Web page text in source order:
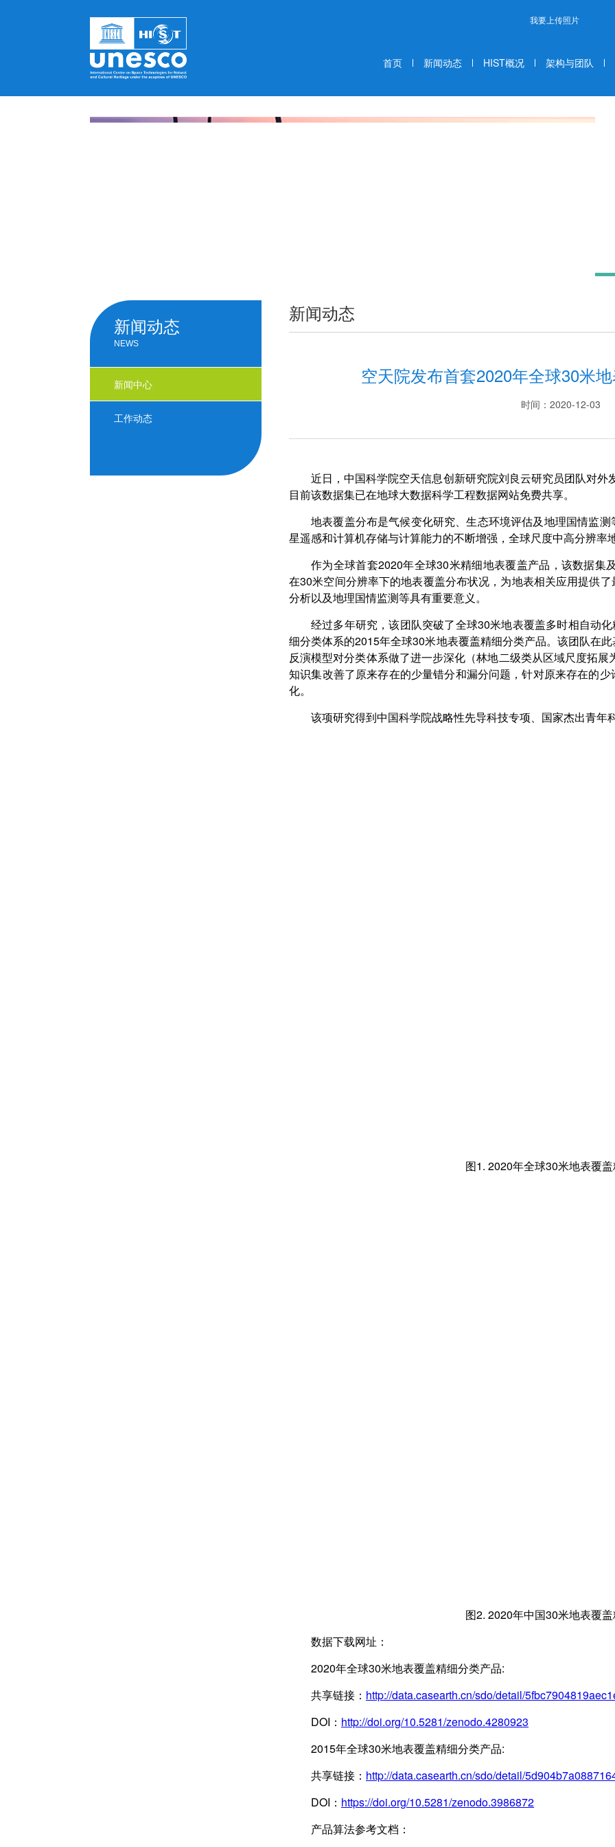
我要上传照片
首页 新闻动态 HIST概况 架构与团队
新闻动态
空天院发布首套2020年全球30米
时间：2020-12-03
近日，中国科学院空天信息创新研究院刘良云研究员团队对外
目前该数据集已在地球大数据科学工程数据网站免费共享。
地表覆盖分布是气候变化研究、生态环境评估及地理国情监
星遥感和计算机存储与计算能力的不断增强，全球尺度中高分辨率
作为全球首套2020年全球30米精细地表覆盖产品，该数据集
在30米空间分辨率下的地表覆盖分布状况，为地表相关应用提供
分析以及地理国情监测等具有重要意义。
经过多年研究，该团队突破了全球30米地表覆盖多时相自动
细分类体系的2015年全球30米地表覆盖精细分类产品。该团队在
反演模型对分类体系做了进一步深化（林地二级类从区域尺度拓
知识集改善了原来存在的少量错分和漏分问题，针对原来存在的
化。
该项研究得到中国科学院战略性先导科技专项、国家杰出青年
图1. 2020年全球30米地表覆
图2. 2020年中国30米地表覆
数据下载网址：
2020年全球30米地表覆盖精细分类产品:
共享链接： http://data.casearth.cn/sdo/detail/
DOI： http://doi.org/10.5281/zenodo.4280923
2015年全球30米地表覆盖精细分类产品:
共享链接： http://data.casearth.cn/sdo/detail/
DOI： https://doi.org/10.5281/zenodo.3986872
产品算法参考文档：
新闻动态
NEWS
新闻中心
工作动态